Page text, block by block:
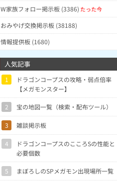
W家族フォロー掲示板 (3386) たった今
おみやげ交換掲示板 (38188)
情報提供板 (1680)
人気記事
1
ドラゴンコープスの攻略・弱点倍率
【メガモンスター】
2 宝の地図一覧（検索・配布ツール）
3 雑談掲示板
4
ドラゴンコープスのこころSの性能と
必要個数
5 まぼろしのSPメガモン出現場所一覧